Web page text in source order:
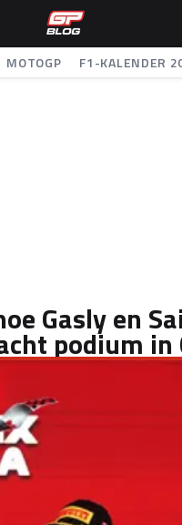
MOTOGP F1-KALENDER
Gasly en
podium in